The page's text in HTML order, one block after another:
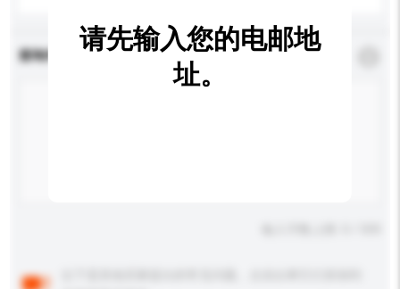
查询内容 * 必须填写
请先输入您的电邮地
址。